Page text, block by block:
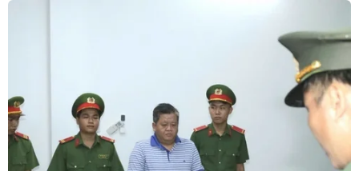
viện Vương quốc Thái Lan bắt đầu
thăm Việt Nam
05/08/2026 03:42